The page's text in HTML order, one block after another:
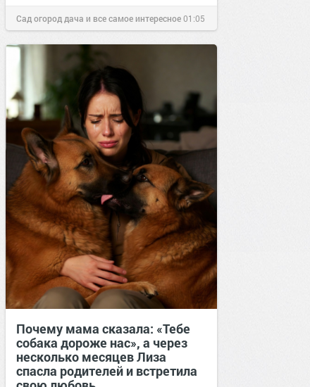
Сад огород дача и все самое интересное01:05
20 фев 2017
Почему мама сказала: «Тебе
собака дороже нас», а через
несколько месяцев Лиза
спасла родителей и встретила